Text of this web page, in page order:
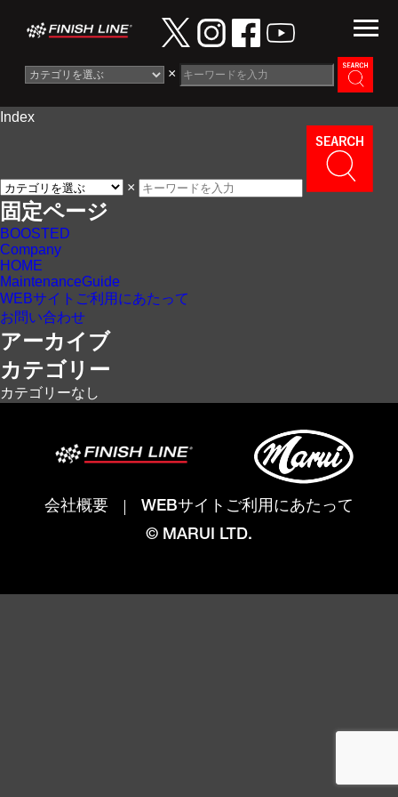
×
Information
Maintenance Guide
Contact
Index
×
固定ページ
BOOSTED
Company
HOME
MaintenanceGuide
WEBサイトご利用にあたって
お問い合わせ
アーカイブ
カテゴリー
カテゴリーなし
会社概要
WEBサイトご利用にあたって
© MARUI LTD.